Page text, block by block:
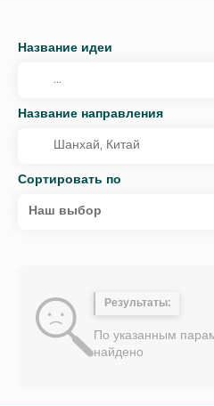
Название идеи
Название направления
Сортировать по
Наш выбор
Результаты:
По указанным
найдено